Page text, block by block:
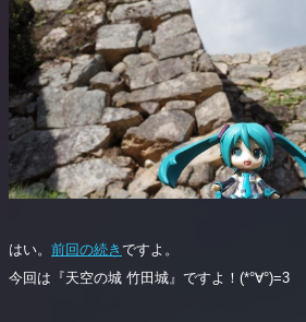
はい。 前回の続き ですよ。
今回は『天空の城 竹田城』ですよ！(*°∀°)=3